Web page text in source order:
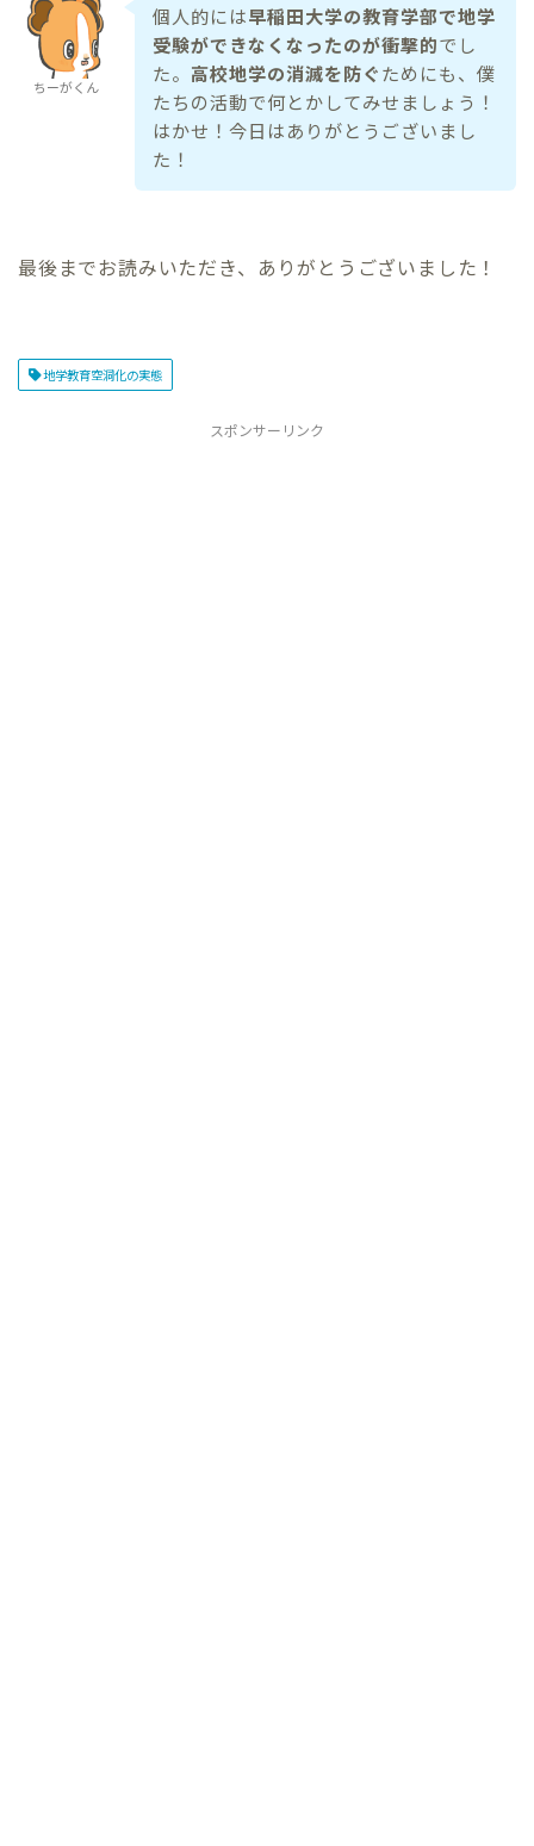
ちーがくん
個人的には早稲田大学の教育学部で地学
受験ができなくなったのが衝撃的でし
た。 高校地学の消滅を防ぐためにも、僕
たちの活動で何とかしてみせましょう！
はかせ！今日はありがとうございまし
た！
最後までお読みいただき、ありがとうございました！
地学教育空洞化の実態
スポンサーリンク